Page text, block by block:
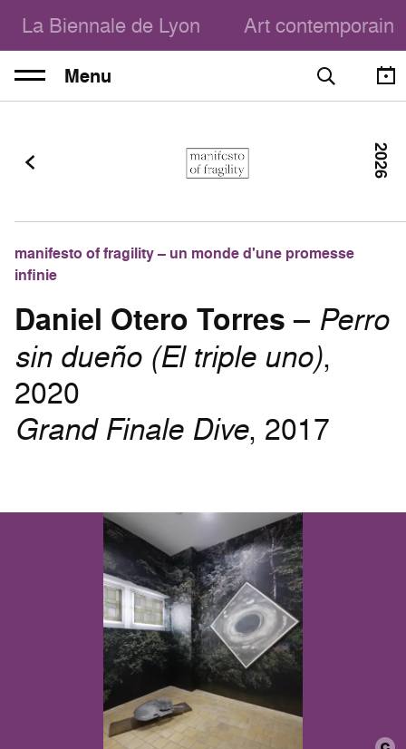
La Biennale de Lyon Art contemporain
Menu
manifesto of fragility – un monde d'une promesse
infinie
Daniel Otero Torres – Perro
sin dueño (El triple uno),
2020
Grand Finale Dive, 2017
2026